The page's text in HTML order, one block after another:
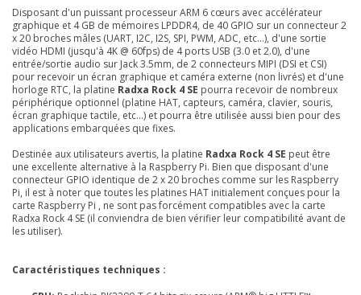
Disposant d'un puissant processeur ARM 6 cœurs avec accélérateur
graphique et 4 GB de mémoires LPDDR4, de 40 GPIO sur un connecteur 2
x 20 broches mâles (UART, I2C, I2S, SPI, PWM, ADC, etc...), d'une sortie
vidéo HDMI (jusqu'à 4K @ 60fps) de 4 ports USB (3.0 et 2.0), d'une
entrée/sortie audio sur Jack 3.5mm, de 2 connecteurs MIPI (DSI et CSI)
pour recevoir un écran graphique et caméra externe (non livrés) et d'une
horloge RTC, la platine Radxa Rock 4 SE pourra recevoir de nombreux
périphérique optionnel (platine HAT, capteurs, caméra, clavier, souris,
écran graphique tactile, etc...) et pourra être utilisée aussi bien pour des
applications embarquées que fixes.
Destinée aux utilisateurs avertis, la platine Radxa Rock 4 SE peut être
une excellente alternative à la Raspberry Pi. Bien que disposant d'une
connecteur GPIO identique de 2 x 20 broches comme sur les Raspberry
Pi, il est à noter que toutes les platines HAT initialement conçues pour la
carte Raspberry Pi , ne sont pas forcément compatibles avec la carte
Radxa Rock 4 SE (il conviendra de bien vérifier leur compatibilité avant de
les utiliser).
Caractéristiques techniques :